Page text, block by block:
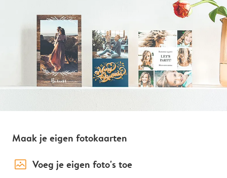
Maak je eigen fotokaarten
image_placeholder Voeg je eigen foto's toe